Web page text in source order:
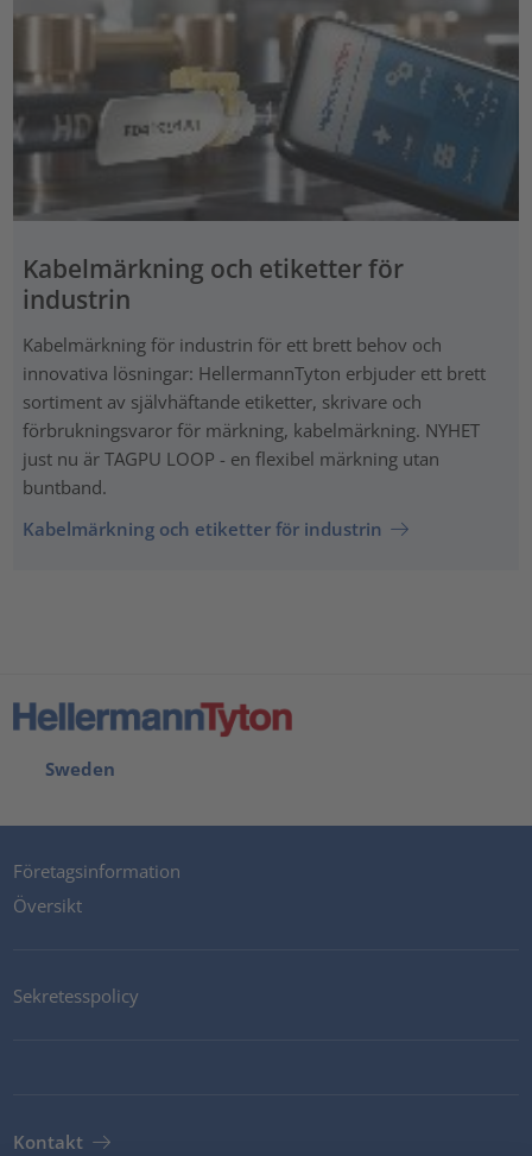
Kabelmärkning och etiketter för
industrin
Kabelmärkning för industrin för ett brett behov och
innovativa lösningar: HellermannTyton erbjuder ett brett
sortiment av självhäftande etiketter, skrivare och
förbrukningsvaror för märkning, kabelmärkning. NYHET
just nu är TAGPU LOOP - en flexibel märkning utan
buntband.
Kabelmärkning och etiketter för industrin
Sweden
Företagsinformation
Översikt
Sekretesspolicy
Kontakt